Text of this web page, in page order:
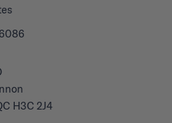
H3C 2J4